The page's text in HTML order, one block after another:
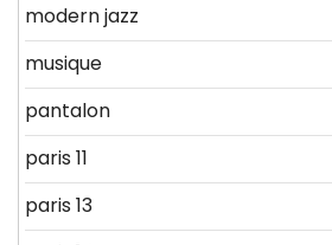
modern jazz
musique
pantalon
paris 11
paris 13